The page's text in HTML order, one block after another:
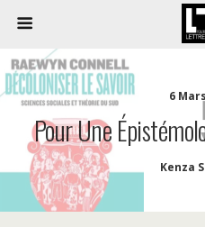
6
Pour Une
Kenza